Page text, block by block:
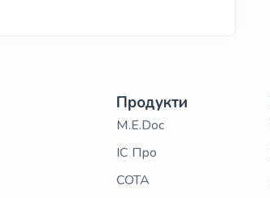
Продукти
M.E.Doc
ІС Про
СОТА